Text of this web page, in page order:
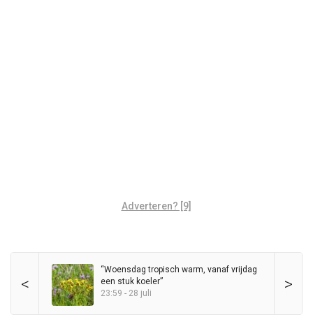
Adverteren? [9]
< >
“Woensdag tropisch warm, vanaf vrijdag
een stuk koeler”
23:59 - 28 juli